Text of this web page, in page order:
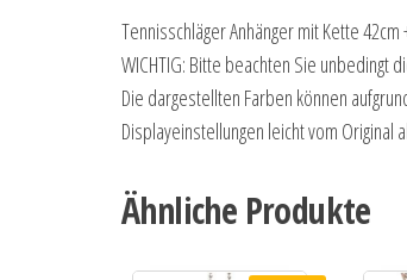
Tennisschläger Anhänger mit Kette
WICHTIG: Bitte beachten Sie unbedingt
Die dargestellten Farben können
Displayeinstellungen leicht vom Original
Ähnliche Produkte